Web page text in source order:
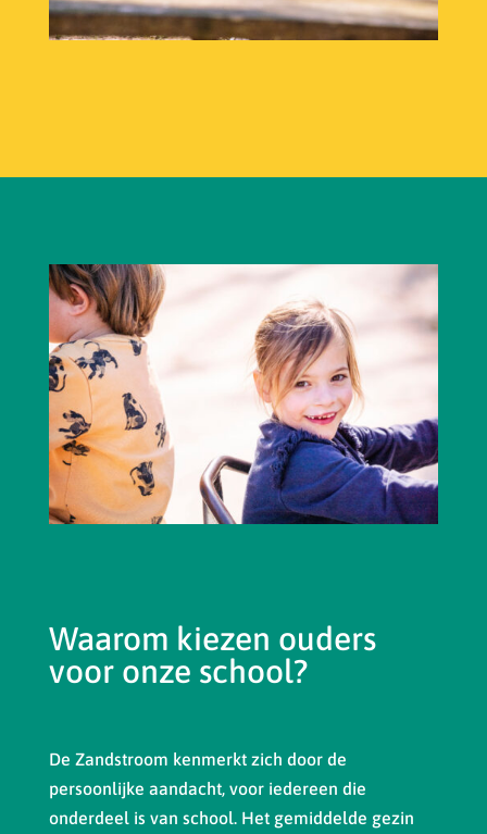
Waarom kiezen ouders
voor onze school?
De Zandstroom kenmerkt zich door de
persoonlijke aandacht, voor iedereen die
onderdeel is van school. Het gemiddelde gezin